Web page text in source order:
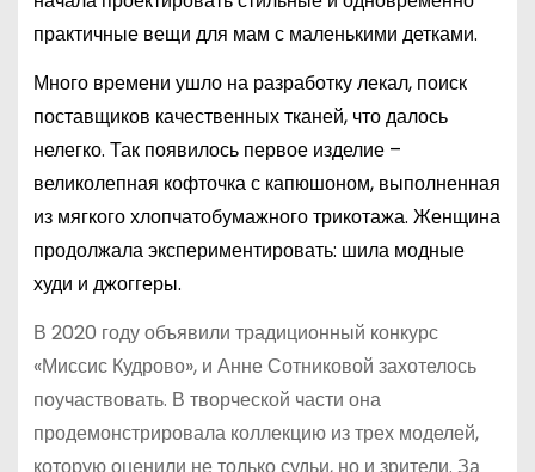
практичные вещи для мам с маленькими детками.
Много времени ушло на разработку лекал, поиск
поставщиков качественных тканей, что далось
нелегко. Так появилось первое изделие –
великолепная кофточка с капюшоном, выполненная
из мягкого хлопчатобумажного трикотажа. Женщина
продолжала экспериментировать: шила модные
худи и джоггеры.
В 2020 году объявили традиционный конкурс
«Миссис Кудрово», и Анне Сотниковой захотелось
поучаствовать. В творческой части она
продемонстрировала коллекцию из трех моделей,
которую оценили не только судьи, но и зрители. За